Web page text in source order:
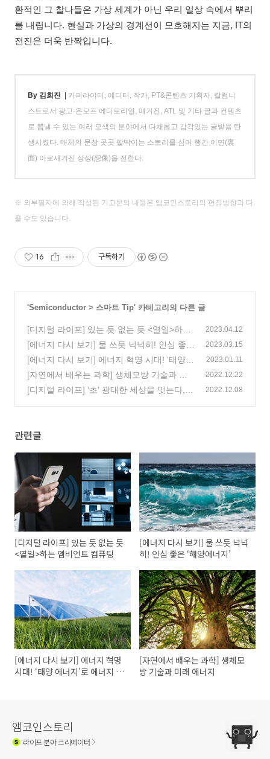
환적인 그 찰나들은 가상 세계가 아닌 우리 일상 속에서 뿌리
를 내립니다. 현실과 가상의 경계선이 모호해지는 지금, IT의
전진은 더욱 반짝입니다.
By 김희진 | 카피라이터, 에디터, 작가, PT&콘텐츠 기획자, 칼럼니
스트로서 광고·온오프 에디토리얼, 매거진, ATL 및 기타 글과 컨텐츠
로 뽐낼 수 있는 여러 오색의 분야에서 다채롭고 감각있는 글밭을 탄
생시켰다. 매체의 문장 곳곳 팔딱이는 스토리를 심어 행간 이면(裏
面) 아로새겨진 상상(想像)을 전한다.
※ 외부필자에 의해 작성된 기고문의 내용은 앰코인스토리의 편집방향과 다
를 수도 있습니다.
16 구독하기
'Semiconductor > 스마트 Tip' 카테고리의 다른 글
[디지털 라이프] 있는 듯 없는 듯 <열일>하는
앰비언트 컴퓨팅
(0)
2023.04.12
[에너지 다시 보기] 물 쓰듯 넉넉히! 인심 좋은
‘해양에너지’
(0)
2023.03.15
[에너지 다시 보기] 에너지 혁명 시대! ‘태양
에너지’로 에너지 갑부 되기
(0)
2023.01.11
[자연에서 배우는 과학] 생체모방 기술과 미
래 에너지
(0)
2022.12.22
[디지털 라이프] ‘초’ 광대한 세상을 잇는다, U
2022.12.08
관련글
[디지털 라이프] 있는 듯 없는 듯
<열일>하는 앰비언트 컴퓨팅
[에너지 다시 보기] 물 쓰듯 넉넉
히! 인심 좋은 ‘해양에너지’
[에너지 다시 보기] 에너지 혁명
시대! ‘태양 에너지’로 에너지 갑
[자연에서 배우는 과학] 생체모
방 기술과 미래 에너지
앰코인스토리
라이프분야 크리에이터